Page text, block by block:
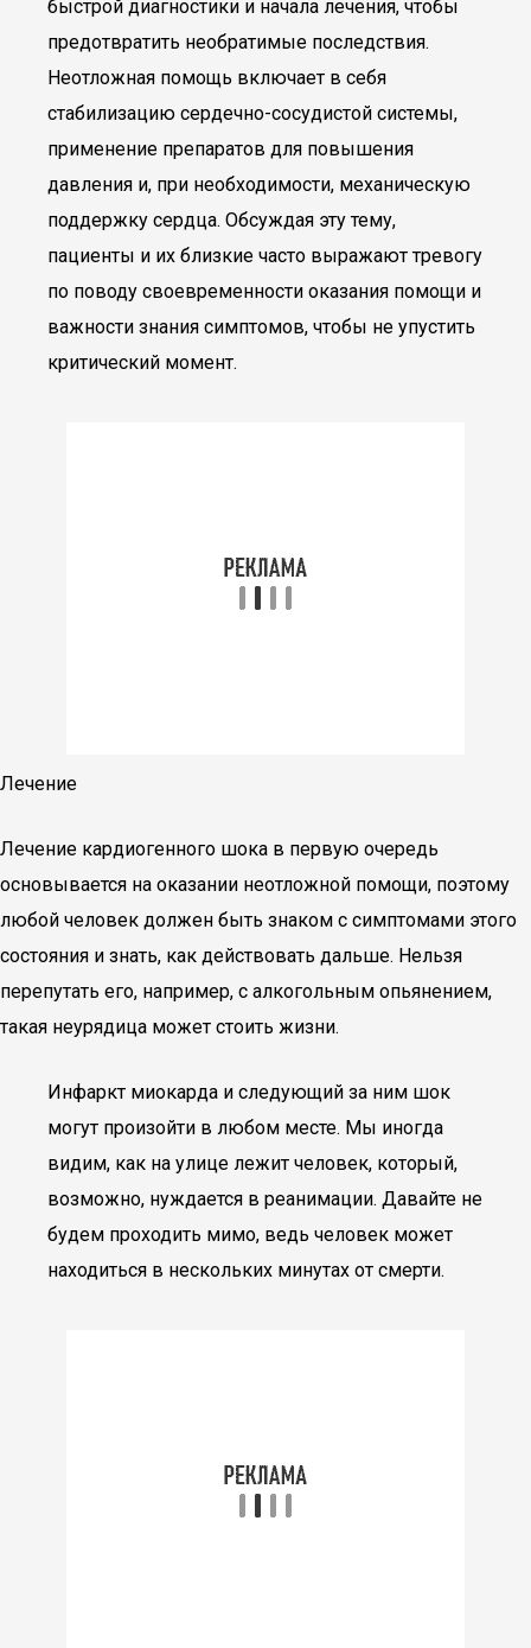
быстрой диагностики и начала лечения, чтобы
предотвратить необратимые последствия.
Неотложная помощь включает в себя
стабилизацию сердечно-сосудистой системы,
применение препаратов для повышения
давления и, при необходимости, механическую
поддержку сердца. Обсуждая эту тему,
пациенты и их близкие часто выражают тревогу
по поводу своевременности оказания помощи и
важности знания симптомов, чтобы не упустить
критический момент.
Лечение
Лечение кардиогенного шока в первую очередь
основывается на оказании неотложной помощи, поэтому
любой человек должен быть знаком с симптомами этого
состояния и знать, как действовать дальше. Нельзя
перепутать его, например, с алкогольным опьянением,
такая неурядица может стоить жизни.
Инфаркт миокарда и следующий за ним шок
могут произойти в любом месте. Мы иногда
видим, как на улице лежит человек, который,
возможно, нуждается в реанимации. Давайте не
будем проходить мимо, ведь человек может
находиться в нескольких минутах от смерти.